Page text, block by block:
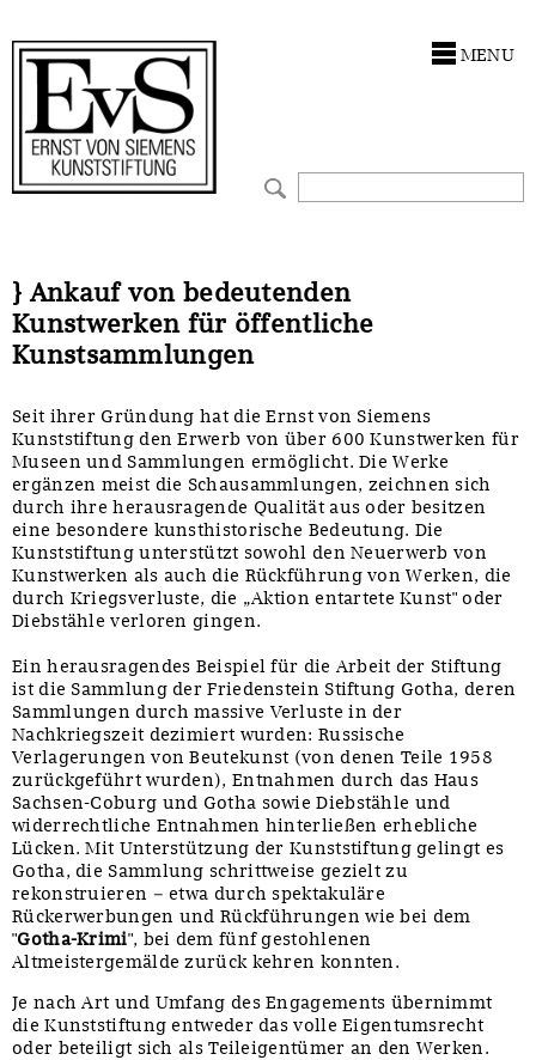
MENU
} Ankauf von bedeutenden
Kunstwerken für öffentliche
Kunstsammlungen
Seit ihrer Gründung hat die Ernst von Siemens
Kunststiftung den Erwerb von über 600 Kunstwerken für
Museen und Sammlungen ermöglicht. Die Werke
ergänzen meist die Schausammlungen, zeichnen sich
durch ihre herausragende Qualität aus oder besitzen
eine besondere kunsthistorische Bedeutung. Die
Kunststiftung unterstützt sowohl den Neuerwerb von
Kunstwerken als auch die Rückführung von Werken, die
durch Kriegsverluste, die „Aktion entartete Kunst" oder
Diebstähle verloren gingen.
Ein herausragendes Beispiel für die Arbeit der Stiftung
ist die Sammlung der Friedenstein Stiftung Gotha, deren
Sammlungen durch massive Verluste in der
Nachkriegszeit dezimiert wurden: Russische
Verlagerungen von Beutekunst (von denen Teile 1958
zurückgeführt wurden), Entnahmen durch das Haus
Sachsen-Coburg und Gotha sowie Diebstähle und
widerrechtliche Entnahmen hinterließen erhebliche
Lücken. Mit Unterstützung der Kunststiftung gelingt es
Gotha, die Sammlung schrittweise gezielt zu
rekonstruieren – etwa durch spektakuläre
Rückerwerbungen und Rückführungen wie bei dem
"Gotha-Krimi", bei dem fünf gestohlenen
Altmeistergemälde zurück kehren konnten.
Je nach Art und Umfang des Engagements übernimmt
die Kunststiftung entweder das volle Eigentumsrecht
oder beteiligt sich als Teileigentümer an den Werken.
Förderphilosophie
Gremien
Presse und Neuigkeiten
Ankauf
Restaurierungen
Werkverzeichnisse
Zwischenfinanzierung